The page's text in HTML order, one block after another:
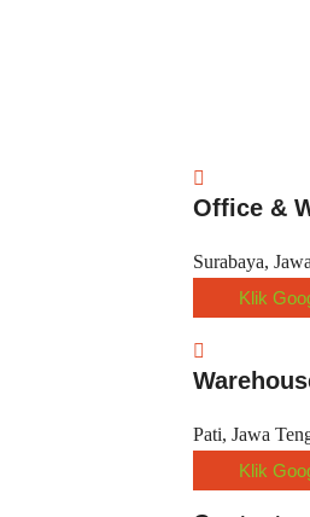
Office &
Surabaya,
Klik
Pati, Jawa
Klik